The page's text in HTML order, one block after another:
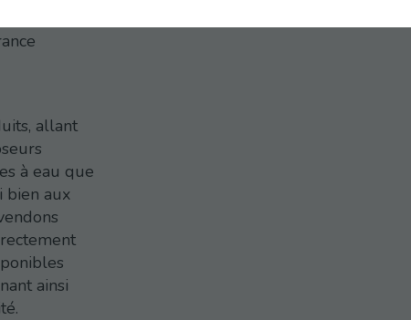
allant
à eau que
bien aux
ainsi